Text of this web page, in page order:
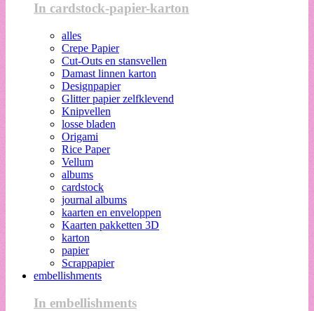
In cardstock-papier-karton
alles
Crepe Papier
Cut-Outs en stansvellen
Damast linnen karton
Designpapier
Glitter papier zelfklevend
Knipvellen
losse bladen
Origami
Rice Paper
Vellum
albums
cardstock
journal albums
kaarten en enveloppen
Kaarten pakketten 3D
karton
papier
Scrappapier
embellishments
In embellishments